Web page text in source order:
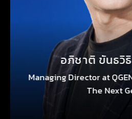
อภิชาติ ขันธวิ
Managing Director at
The Next